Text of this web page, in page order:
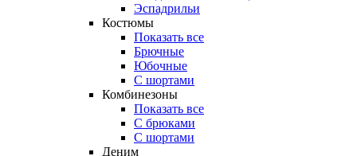
Эспадрильи
Костюмы
Показать все
Брючные
Юбочные
С шортами
Комбинезоны
Показать все
С брюками
С шортами
Деним